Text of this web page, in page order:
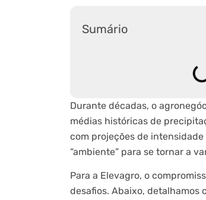
Sumário
Durante décadas, o
médias históricas de
com projeções de
“ambiente” para se tornar a
Para a Elevagro, o
desafios. Abaixo, detalhamos